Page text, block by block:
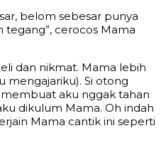
belom sebesar punya
cerocos Mama
dan nikmat. Mama lebih
mengajariku). Si otong
aku nggak tahan
dikulum Mama. Oh indah
Mama cantik ini seperti